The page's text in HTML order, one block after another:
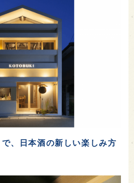
、日本酒の新しい楽しみ方